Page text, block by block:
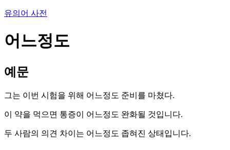
유의어 사전
어느정도
예문
그는 이번 시험을 위해 어느정도 준비를 마쳤다.
이 약을 먹으면 통증이 어느정도 완화될 것입니다.
두 사람의 의견 차이는 어느정도 좁혀진 상태입니다.